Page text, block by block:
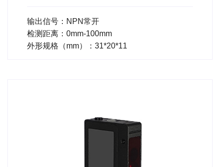
输出信号：NPN常开
检测距离：0mm-100mm
外形规格（mm）：31*20*11